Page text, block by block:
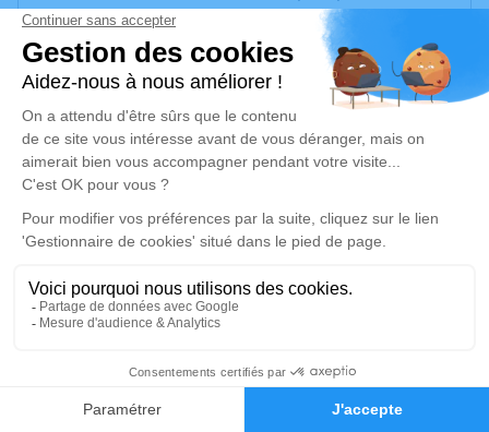
Faire-part Hommages
vos condoléances, partager des photos souvenirs, une
anecdote ou exprimer vos pensées à travers des
poèmes ou des textes. Cet endroit est un lieu
d'expression dédié à honorer la mémoire de Michel
SOUBEYRAND.
Un service de plantation d’arbre hommage est
disponible ici.
Je rends hommage
Cérémonie religieuse
Crématorium de Canet-en-Roussillon
196 Avenue de Perpignan